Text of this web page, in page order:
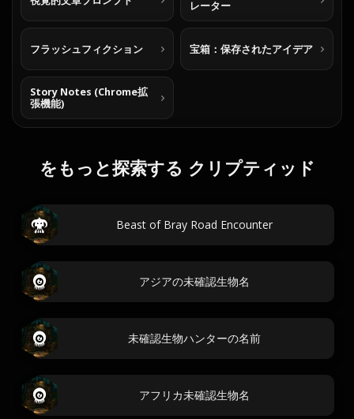
レーター
フラッシュフィクション 宝箱：保存されたアイデア
Story Notes (Chrome拡
張機能)
をもっと探索する クリプティッド
Beast of Bray Road Encounter
アジアの未確認生物名
未確認生物ハンターの名前
アフリカ未確認生物名